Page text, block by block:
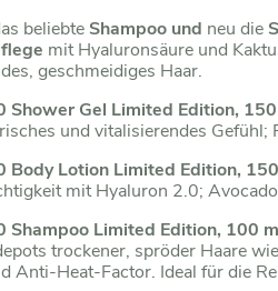
beliebte Shampoo und neu die
mit Hyaluronsäure und
geschmeidiges Haar.
Shower Gel Limited Edition,
und vitalisierendes Gefühl;
Body Lotion Limited Edition,
mit Hyaluron 2.0;
Shampoo Limited Edition, 100
trockener, spröder Haare
Anti-Heat-Factor. Ideal für die